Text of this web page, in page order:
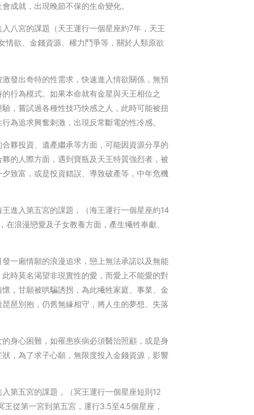
成就，出現晚節不保的生命變化。
八宮的課題（天王運行一個星座約7年，天王
欲、金錢資源、權力鬥爭等，關於人類原欲
發出奇特的性需求，快速進入情欲關係，無預
行為模式。如果本命就有金星與天王相位之
，嘗試過各種性技巧快感之人，此時可能被扭
為追求興奮刺激，出現反常斷電的性冷感。
夥投資、遺產繼承等方面，可能因資源分享的
的人際方面，遇到寶瓶及天王特質強烈者，被
致富，或是投資錯誤、導致破產等，中年危機
進入第五宮的課題，（海王運行一個星座約14
浪漫戀愛及子女教養方面，產生犧牲奉獻、
一廂情願的浪漫追求，戀上無法承諾以及無能
時莫名渴望非現實性的愛，而愛上不能愛的對
，甘願被哄騙誘拐，為此犧牲家庭、事業、金
琶別抱，仍舊無緣相守，將人生的夢想、失落
身心困難，如罹患疾病必須醫治照顧，或是身
，為了求子心願，無限度投入金錢資源，影響
第五宮的課題，（冥王運行一個星座短則12
從第一宮到第五宮，運行3.5至4.5個星座，